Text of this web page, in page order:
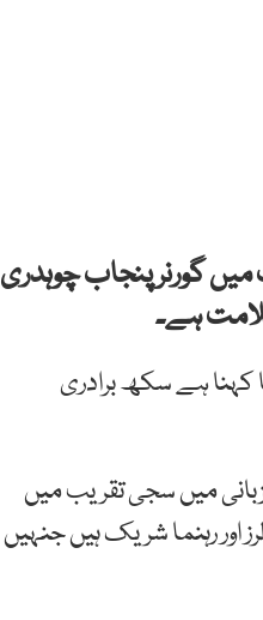
میں گورنر پنجاب چوہدری
ہے۔
کہنا ہے سکھ برادری
میں سجی تقریب میں
اور رہنما شریک ہیں جنہیں